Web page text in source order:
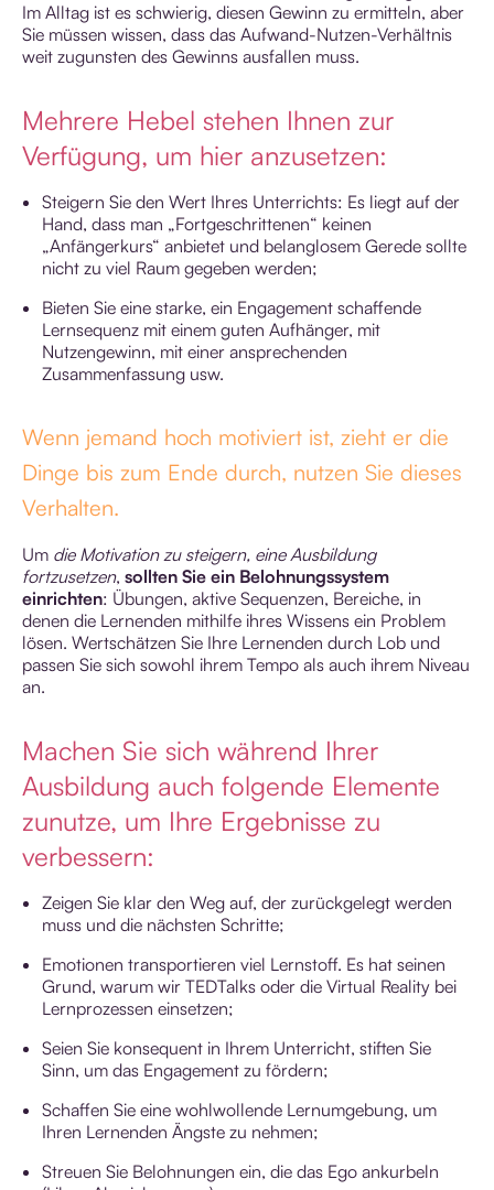
Im Alltag ist es schwierig, diesen Gewinn zu ermitteln, aber
Sie müssen wissen, dass das Aufwand-Nutzen-Verhältnis
weit zugunsten des Gewinns ausfallen muss.
Mehrere Hebel stehen Ihnen zur
Verfügung, um hier anzusetzen:
Steigern Sie den Wert Ihres Unterrichts: Es liegt auf der
Hand, dass man „Fortgeschrittenen“ keinen
„Anfängerkurs“ anbietet und belanglosem Gerede sollte
nicht zu viel Raum gegeben werden;
Bieten Sie eine starke, ein Engagement schaffende
Lernsequenz mit einem guten Aufhänger, mit
Nutzengewinn, mit einer ansprechenden
Zusammenfassung usw.
Wenn jemand hoch motiviert ist, zieht er die
Dinge bis zum Ende durch, nutzen Sie dieses
Verhalten.
Um die Motivation zu steigern, eine Ausbildung
fortzusetzen, sollten Sie ein Belohnungssystem
einrichten: Übungen, aktive Sequenzen, Bereiche, in
denen die Lernenden mithilfe ihres Wissens ein Problem
lösen. Wertschätzen Sie Ihre Lernenden durch Lob und
passen Sie sich sowohl ihrem Tempo als auch ihrem Niveau
an.
Machen Sie sich während Ihrer
Ausbildung auch folgende Elemente
zunutze, um Ihre Ergebnisse zu
verbessern:
Zeigen Sie klar den Weg auf, der zurückgelegt werden
muss und die nächsten Schritte;
Emotionen transportieren viel Lernstoff. Es hat seinen
Grund, warum wir TEDTalks oder die Virtual Reality bei
Lernprozessen einsetzen;
Seien Sie konsequent in Ihrem Unterricht, stiften Sie
Sinn, um das Engagement zu fördern;
Schaffen Sie eine wohlwollende Lernumgebung, um
Ihren Lernenden Ängste zu nehmen;
Streuen Sie Belohnungen ein, die das Ego ankurbeln